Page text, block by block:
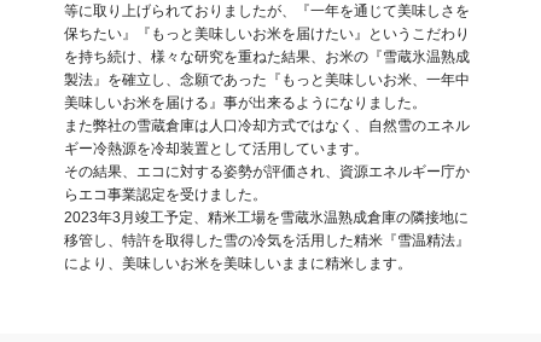
等に取り上げられておりましたが、『一年を通じて美味しさを
保ちたい』『もっと美味しいお米を届けたい』というこだわり
を持ち続け、様々な研究を重ねた結果、お米の『雪蔵氷温熟成
製法』を確立し、念願であった『もっと美味しいお米、一年中
美味しいお米を届ける』事が出来るようになりました。
また弊社の雪蔵倉庫は人口冷却方式ではなく、自然雪のエネル
ギー冷熱源を冷却装置として活用しています。
その結果、エコに対する姿勢が評価され、資源エネルギー庁か
らエコ事業認定を受けました。
2023年3月竣工予定、精米工場を雪蔵氷温熟成倉庫の隣接地に
移管し、特許を取得した雪の冷気を活用した精米『雪温精法』
により、美味しいお米を美味しいままに精米します。